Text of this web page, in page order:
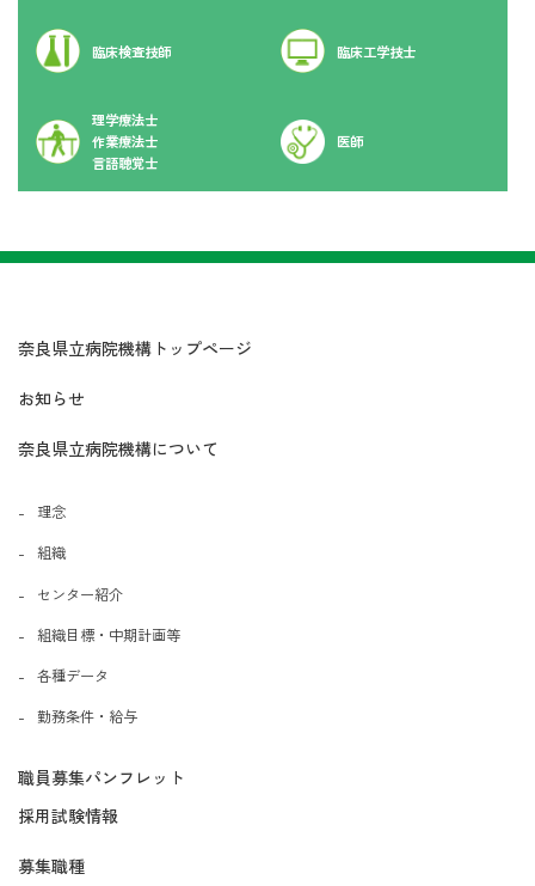
臨床検査技師 臨床工学技士
理学療法士
作業療法士
言語聴覚士
医師
奈良県立病院機構トップページ
お知らせ
奈良県立病院機構について
理念
組織
センター紹介
組織目標・中期計画等
各種データ
勤務条件・給与
職員募集パンフレット
採用試験情報
募集職種